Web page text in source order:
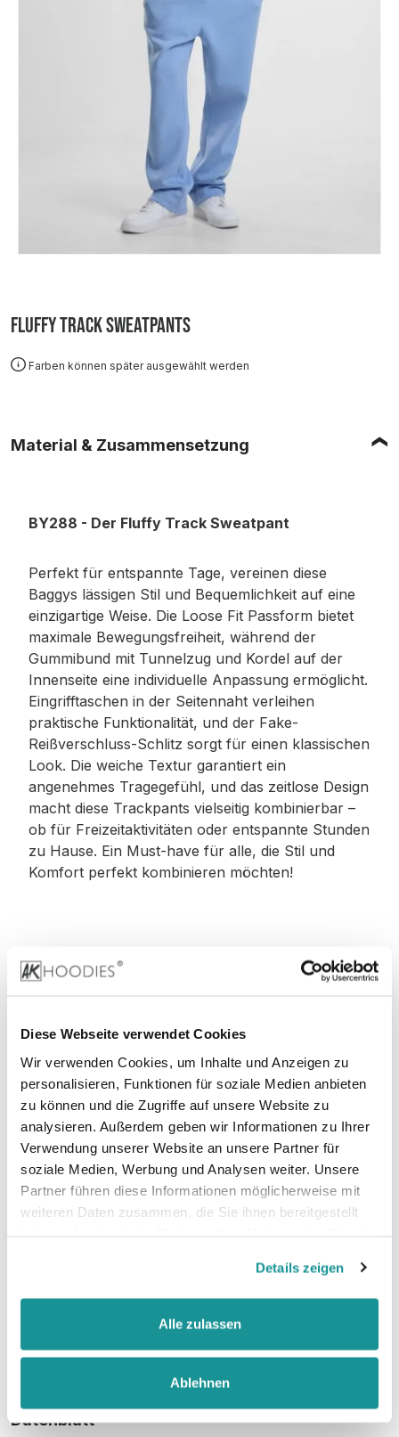
Diese Webseite verwendet Cookies
Wir verwenden Cookies, um Inhalte und Anzeigen zu
personalisieren, Funktionen für soziale Medien anbieten
zu können und die Zugriffe auf unsere Website zu
analysieren. Außerdem geben wir Informationen zu Ihrer
Verwendung unserer Website an unsere Partner für
soziale Medien, Werbung und Analysen weiter. Unsere
Partner führen diese Informationen möglicherweise mit
weiteren Daten zusammen, die Sie ihnen bereitgestellt
Details zeigen
Alle zulassen
Ablehnen
Fluffy Track Sweatpants
Farben können später ausgewählt werden
Material & Zusammensetzung
BY288 - Der Fluffy Track Sweatpant
Perfekt für entspannte Tage, vereinen diese
Baggys lässigen Stil und Bequemlichkeit auf eine
einzigartige Weise. Die Loose Fit Passform bietet
maximale Bewegungsfreiheit, während der
Gummibund mit Tunnelzug und Kordel auf der
Innenseite eine individuelle Anpassung ermöglicht.
Eingrifftaschen in der Seitennaht verleihen
praktische Funktionalität, und der Fake-
Reißverschluss-Schlitz sorgt für einen klassischen
Look. Die weiche Textur garantiert ein
angenehmes Tragegefühl, und das zeitlose Design
macht diese Trackpants vielseitig kombinierbar –
ob für Freizeitaktivitäten oder entspannte Stunden
zu Hause. Ein Must-have für alle, die Stil und
Komfort perfekt kombinieren möchten!
Material:
Stoffgewicht: 330 g/m²
Zertifizierungen:
Größentabelle
Datenblatt